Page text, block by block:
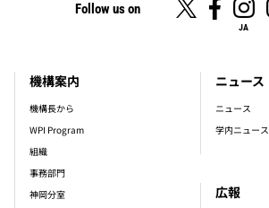
Follow us on
JA
footer_main_menu
機構案内
機構長から
WPI Program
組織
事務部門
神岡分室
ニュース
ニュース
学内ニュース
広報